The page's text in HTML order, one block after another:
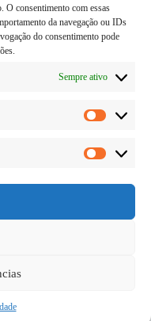
O consentimento com essas
da navegação ou IDs
do consentimento pode
Sempre ativo
é uma
para quem
chegar o